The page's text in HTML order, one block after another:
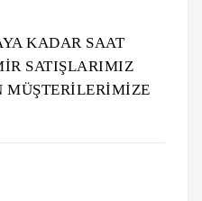
KADAR SAAT
SATIŞLARIMIZ
MÜŞTERİLERİMİZE